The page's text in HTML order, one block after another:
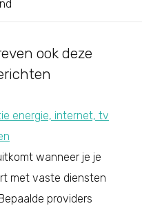
ook deze
energie, internet, tv
wanneer je je
met vaste diensten
providers